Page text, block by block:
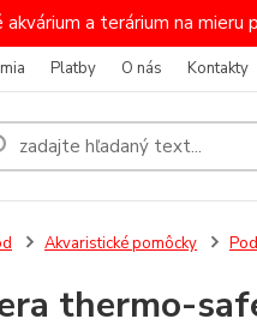
a terárium na mieru
Platby O nás Kontakty
Akvaristické pomôcky
thermo-